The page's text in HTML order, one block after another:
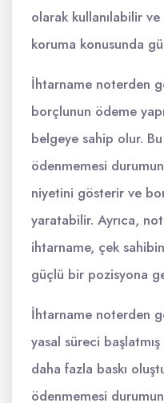
olarak kullanılabilir ve
koruma konusunda
İhtarname noterden
borçlunun ödeme
belgeye sahip olur.
ödenmemesi
niyetini gösterir ve
yaratabilir. Ayrıca,
ihtarname, çek
güçlü bir pozisyona
İhtarname noterden
yasal süreci
daha fazla baskı
ödenmemesi